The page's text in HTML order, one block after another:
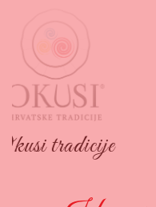
Hrvatski